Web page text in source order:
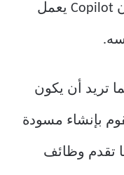
مع برنامج Microsoft الخاص، فإن Copilot يعمل
تريد أن يكون
بإنشاء مسودة
تقدم وظائف